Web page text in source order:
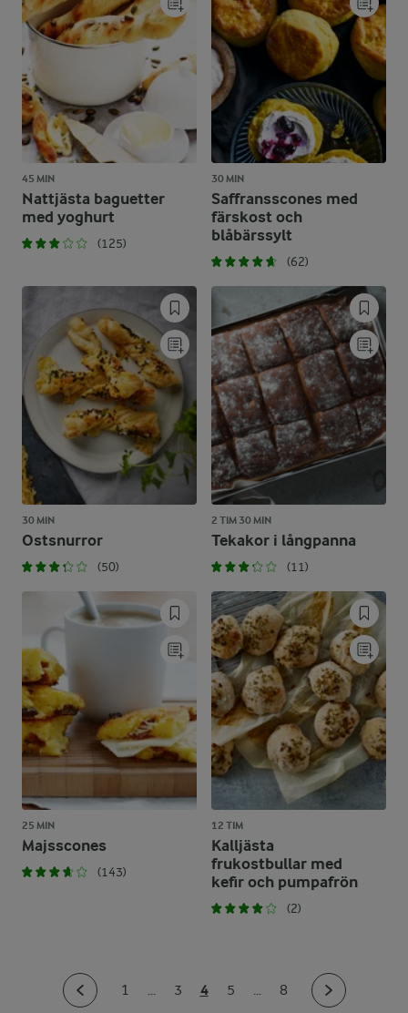
45 MIN
Nattjästa baguetter
med yoghurt
(125)
30 MIN
Saffransscones med
färskost och
blåbärssylt
(62)
30 MIN
Ostsnurror
(50)
2 TIM 30 MIN
Tekakor i långpanna
(11)
25 MIN
Majsscones
(143)
12 TIM
Kalljästa
frukostbullar med
kefir och pumpafrön
(2)
1 ... 3 4 5 ... 8